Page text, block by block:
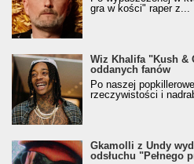
gra w kości" raper z...
Wiz Khalifa "Kush &
oddanych fanów
Po naszej
rzeczywistości i
Gkamolli z Undy
odsłuchu "Pełnego